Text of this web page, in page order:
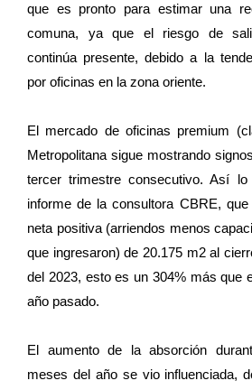
que es pronto para estimar una
comuna, ya que el riesgo de
continúa presente, debido a la
por oficinas en la zona oriente.
El mercado de oficinas premium
Metropolitana sigue mostrando
tercer trimestre consecutivo. Así
informe de la consultora CBRE,
neta positiva (arriendos menos
que ingresaron) de 20.175 m2 al
del 2023, esto es un 304% más que
año pasado.
El aumento de la absorción
meses del año se vio influenciada,